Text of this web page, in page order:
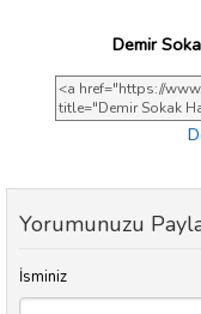
Demir
Yorumunuzu
İsminiz